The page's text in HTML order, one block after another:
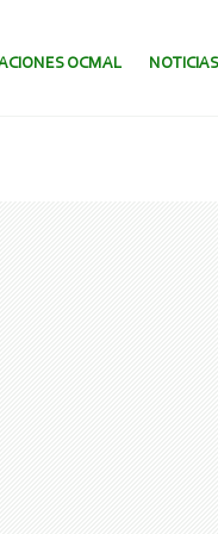
OCMAL NOTICIAS